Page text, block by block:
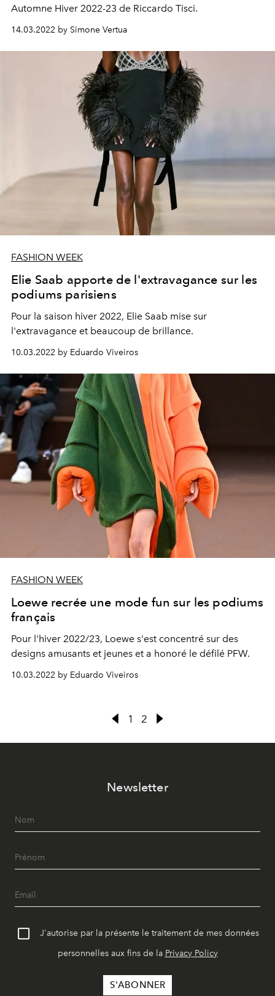
Automne Hiver 2022-23 de Riccardo Tisci.
14.03.2022 by Simone Vertua
FASHION WEEK
Elie Saab apporte de l'extravagance sur les
podiums parisiens
Pour la saison hiver 2022, Elie Saab mise sur
l'extravagance et beaucoup de brillance.
10.03.2022 by Eduardo Viveiros
FASHION WEEK
Loewe recrée une mode fun sur les podiums
français
Pour l'hiver 2022/23, Loewe s'est concentré sur des
designs amusants et jeunes et a honoré le défilé PFW.
10.03.2022 by Eduardo Viveiros
1 2
Newsletter
J'autorise par la présente le traitement de mes données
personnelles aux fins de la Privacy Policy